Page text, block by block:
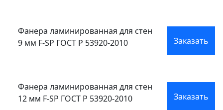
Фанера ламинированная для стен
9 мм F-SP ГОСТ Р 53920-2010
Заказать
Фанера ламинированная для стен
12 мм F-SP ГОСТ Р 53920-2010
Заказать